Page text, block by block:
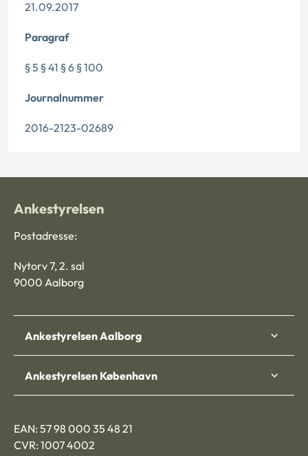
21.09.2017
Paragraf
§ 5 § 41 § 6 § 100
Journalnummer
2016-2123-02689
Ankestyrelsen
Postadresse:
Nytorv 7, 2. sal
9000 Aalborg
Ankestyrelsen Aalborg
Ankestyrelsen København
EAN: 57 98 000 35 48 21
CVR: 1007 4002